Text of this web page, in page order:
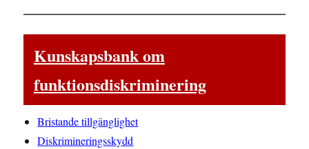
Kunskapsbank om
funktionsdiskriminering
Bristande tillgänglighet
Diskrimineringsskydd